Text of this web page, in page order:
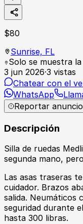
$80
Sunrise, FL
Solo se muestra
3 jun 2026·3 vistas
Chatear con el
WhatsApp
Reportar anuncio
Descripción
Silla de ruedas
segunda mano,
Las asas traseras
cuidador. Brazos
salida. Neumáticos
seguridad durante
hasta 300 libras.